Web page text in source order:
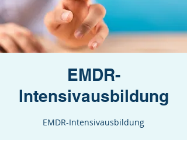
EMDR-
Intensivausbildung
EMDR-Intensivausbildung